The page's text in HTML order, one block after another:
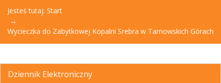
Jesteś tutaj: Start
Wycieczka do Zabytkowej Kopalni Srebra w Tarnowskich Górach
Dziennik Elektroniczny